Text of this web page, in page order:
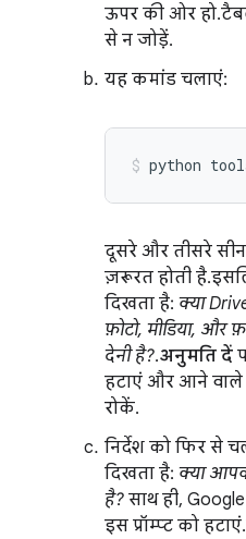
ऊपर की ओर हो.
से न जोड़ें.
यह कमांड चलाएं:
दूसरे और तीसरे
ज़रूरत होती है.
दिखता है: क्या
फ़ोटो, मीडिया,
देनी है?.अनुमति दें
हटाएं और आने वाले
रोकें.
निर्देश को फिर से
दिखता है: क्या
है? साथ ही,
इस प्रॉम्प्ट को